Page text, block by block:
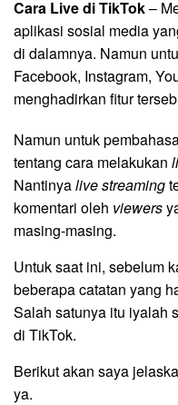
Cara Live di TikTok–
aplikasi sosial media
di dalamnya. Namun
Facebook, Instagram,
menghadirkan fitur
Namun untuk
tentang cara melakukan
Nantinyalive streaming
komentari oleh viewers
masing-masing.
Untuk saat ini, sebelum
beberapa catatan yang
Salah satunya itu iyalah
di TikTok.
Berikut akan saya
ya.